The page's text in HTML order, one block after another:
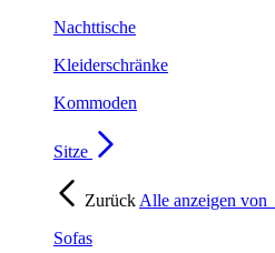
Nachttische
Kleiderschränke
Kommoden
Sitze
Zurück Alle anzeigen von
Sofas